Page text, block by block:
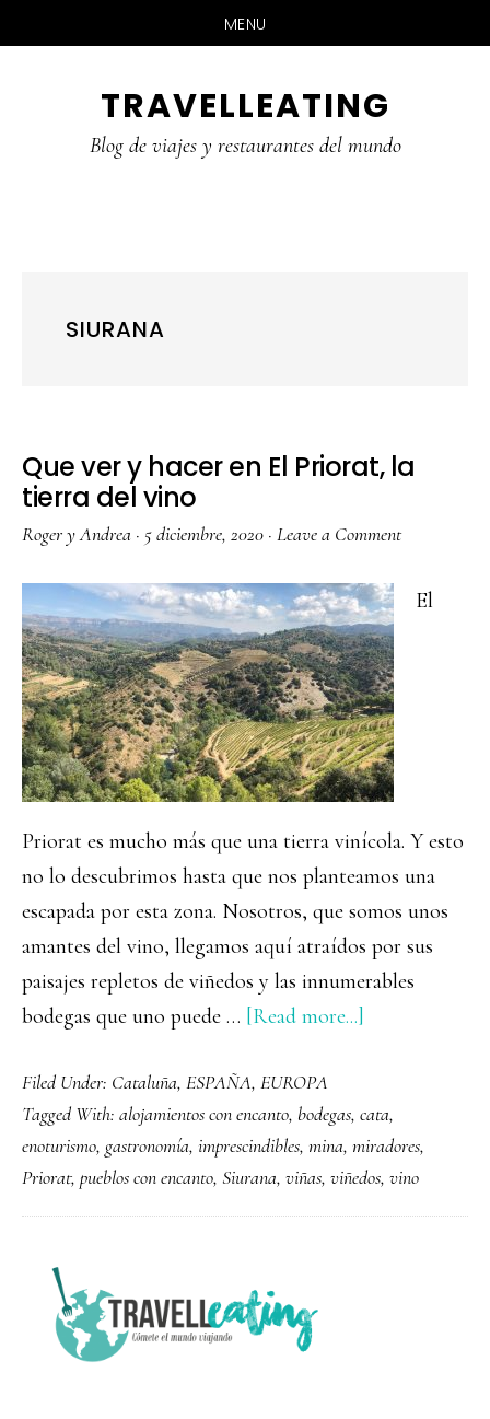
MENU
TRAVELLEATING
Blog de viajes y restaurantes del mundo
SIURANA
Que ver y hacer en El Priorat, la
tierra del vino
Roger y Andrea · 5 diciembre, 2020 · Leave a Comment
El
Priorat es mucho más que una tierra vinícola. Y esto
no lo descubrimos hasta que nos planteamos una
escapada por esta zona. Nosotros, que somos unos
amantes del vino, llegamos aquí atraídos por sus
paisajes repletos de viñedos y las innumerables
bodegas que uno puede … [Read more...]
y
hacer
en
El
Filed Under: Cataluña, ESPAÑA, EUROPA
Tagged With: alojamientos con encanto, bodegas, cata,
enoturismo, gastronomía, imprescindibles, mina, miradores,
Priorat, pueblos con encanto, Siurana, viñas, viñedos, vino
PRIMARY
SIDEBAR